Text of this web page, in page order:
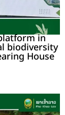
in
biodiversity
House